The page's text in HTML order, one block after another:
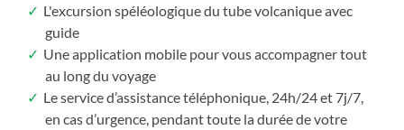
une menace sérieuse pour la conservation de certaines
communautés végétales de l'île,
C'est pourquoi chaque année entre avril et juin puis
entre octobre et novembre les autorités effectuent un
travail de contrôle de la population.
L'excursion spéléologique du tube volcanique avec
guide
Une application mobile pour vous accompagner tout
au long du voyage
Le service d’assistance téléphonique, 24h/24 et 7j/7,
en cas d’urgence, pendant toute la durée de votre